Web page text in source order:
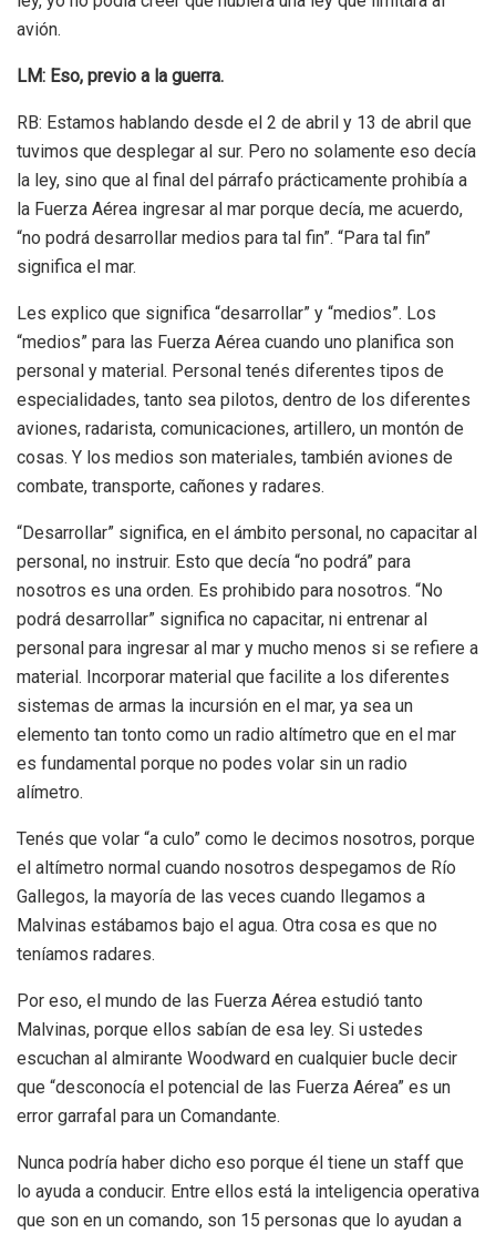
avión.
LM: Eso, previo a la guerra.
RB: Estamos hablando desde el 2 de abril y 13 de abril que
tuvimos que desplegar al sur. Pero no solamente eso decía
la ley, sino que al final del párrafo prácticamente prohibía a
la Fuerza Aérea ingresar al mar porque decía, me acuerdo,
“no podrá desarrollar medios para tal fin”. “Para tal fin”
significa el mar.
Les explico que significa “desarrollar” y “medios”. Los
“medios” para las Fuerza Aérea cuando uno planifica son
personal y material. Personal tenés diferentes tipos de
especialidades, tanto sea pilotos, dentro de los diferentes
aviones, radarista, comunicaciones, artillero, un montón de
cosas. Y los medios son materiales, también aviones de
combate, transporte, cañones y radares.
“Desarrollar” significa, en el ámbito personal, no capacitar al
personal, no instruir. Esto que decía “no podrá” para
nosotros es una orden. Es prohibido para nosotros. “No
podrá desarrollar” significa no capacitar, ni entrenar al
personal para ingresar al mar y mucho menos si se refiere a
material. Incorporar material que facilite a los diferentes
sistemas de armas la incursión en el mar, ya sea un
elemento tan tonto como un radio altímetro que en el mar
es fundamental porque no podes volar sin un radio
alímetro.
Tenés que volar “a culo” como le decimos nosotros, porque
el altímetro normal cuando nosotros despegamos de Río
Gallegos, la mayoría de las veces cuando llegamos a
Malvinas estábamos bajo el agua. Otra cosa es que no
teníamos radares.
Por eso, el mundo de las Fuerza Aérea estudió tanto
Malvinas, porque ellos sabían de esa ley. Si ustedes
escuchan al almirante Woodward en cualquier bucle decir
que “desconocía el potencial de las Fuerza Aérea” es un
error garrafal para un Comandante.
Nunca podría haber dicho eso porque él tiene un staff que
lo ayuda a conducir. Entre ellos está la inteligencia operativa
que son en un comando, son 15 personas que lo ayudan a